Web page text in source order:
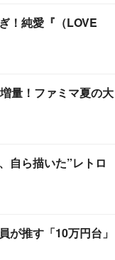
！純愛『（LOVE
量！ファミマ夏の大
自ら描いた”レトロ
が推す「10万円台」